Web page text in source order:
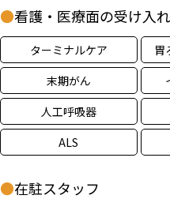
●看護・医療面の受け入れ
ターミナルケア 胃
末期がん
人工呼吸器
ALS
●在駐スタッフ